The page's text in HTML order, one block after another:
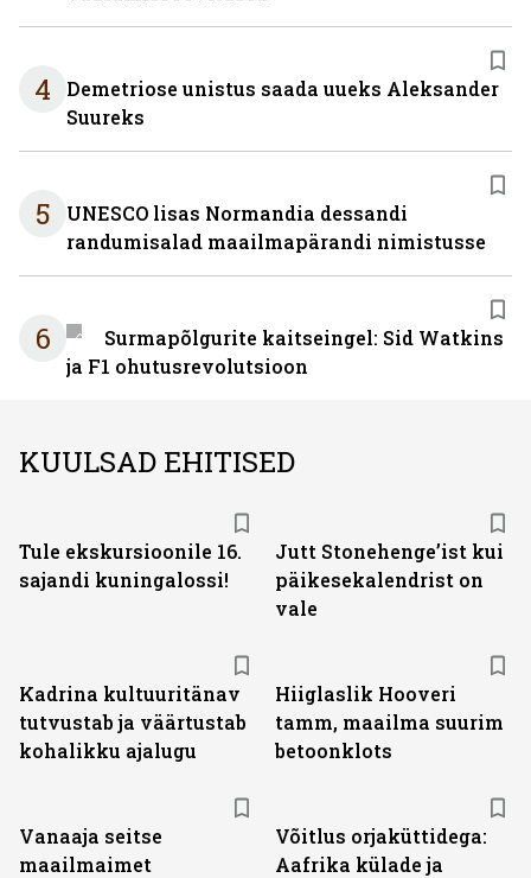
4
Demetriose unistus saada uueks Aleksander
Suureks
5
UNESCO lisas Normandia dessandi
randumisalad maailmapärandi nimistusse
6
Surmapõlgurite kaitseingel: Sid Watkins
ja F1 ohutusrevolutsioon
KUULSAD EHITISED
Tule ekskursioonile 16.
sajandi kuningalossi!
Jutt Stonehenge’ist kui
päikesekalendrist on
vale
Kadrina kultuuritänav
tutvustab ja väärtustab
kohalikku ajalugu
Hiiglaslik Hooveri
tamm, maailma suurim
betoonklots
Vanaaja seitse
maailmaimet
Võitlus orjaküttidega:
Aafrika külade ja